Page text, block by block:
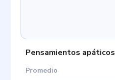
Pensamientos apáticos
Promedio